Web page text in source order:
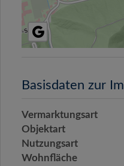
Basisdaten zur
Vermarktungsart
Objektart
Nutzungsart
Wohnfläche